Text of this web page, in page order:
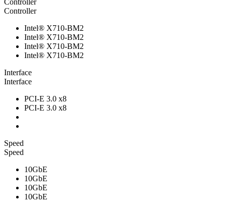
Controller
Controller
Intel® X710-BM2
Intel® X710-BM2
Intel® X710-BM2
Intel® X710-BM2
Interface
Interface
PCI-E 3.0 x8
PCI-E 3.0 x8
Speed
Speed
10GbE
10GbE
10GbE
10GbE